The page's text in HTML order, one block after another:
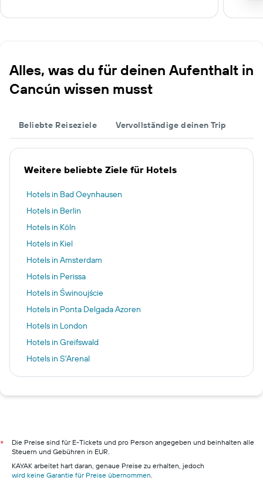
Alles, was du für deinen Aufenthalt in
Cancún wissen musst
Beliebte Reiseziele Vervollständige deinen Trip
Weitere beliebte Ziele für Hotels
Hotels in Bad Oeynhausen
Hotels in Berlin
Hotels in Köln
Hotels in Kiel
Hotels in Amsterdam
Hotels in Perissa
Hotels in Świnoujście
Hotels in Ponta Delgada Azoren
Hotels in London
Hotels in Greifswald
Hotels in S'Arenal
Hotels in Sofia
Hotels in Warnemünde
Hotels in Neustadt in Holstein
Hotels in München
*
Die Preise sind für E-Tickets und pro Person angegeben und beinhalten alle
Steuern und Gebühren in EUR.
KAYAK arbeitet hart daran, genaue Preise zu erhalten, jedoch
wird keine Garantie für Preise übernommen.